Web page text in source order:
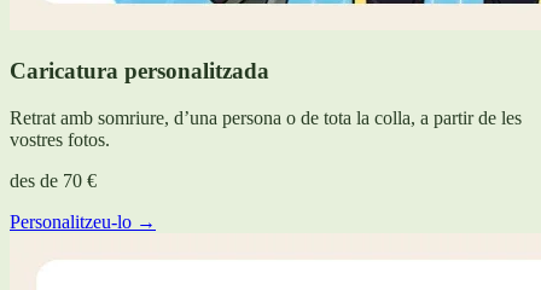
Caricatura personalitzada
Retrat amb somriure, d’una persona o de tota la colla, a partir de les
vostres fotos.
des de 70 €
Personalitzeu-lo →